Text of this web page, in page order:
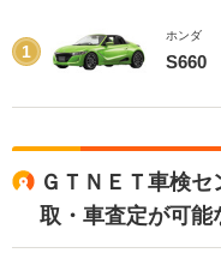
1
ホンダ
S660
ＧＴＮＥＴ車検
取・車査定が可能